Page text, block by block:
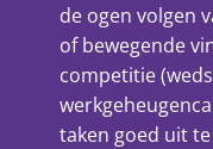
de ogen volgen
of bewegende
competitie
taken goed uit